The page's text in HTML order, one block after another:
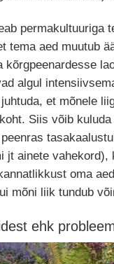
permakultuuriga
tema aed muutub
kõrgpeenardesse
algul
et mõnele
Siis võib
jt ainete vahekord),
oma
mõni liik tundub
ehk